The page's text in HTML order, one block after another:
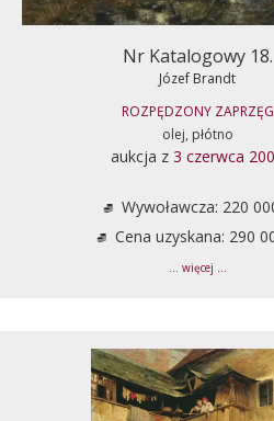
Nr Katalogowy 18.
Józef Brandt
ROZPĘDZONY ZAPRZĘG
olej, płótno
aukcja z 3 czerwca
Wywoławcza: 220
Cena uzyskana: 290
... więcej ...